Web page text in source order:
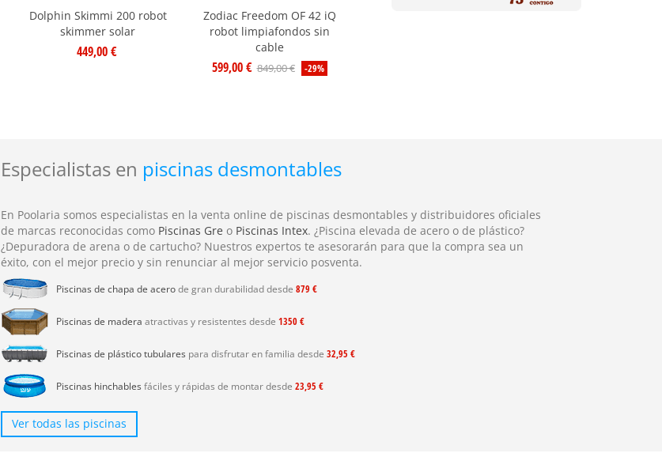
Dolphin Skimmi 200 robot
skimmer solar
449,00 €
Zodiac Freedom OF 42 iQ
robot limpiafondos sin
cable
599,00 € 849,00 € -29%
Especialistas en piscinas desmontables
En Poolaria somos especialistas en la venta online de piscinas desmontables y distribuidores oficiales
de marcas reconocidas como Piscinas Gre o Piscinas Intex. ¿Piscina elevada de acero o de plástico?
¿Depuradora de arena o de cartucho? Nuestros expertos te asesorarán para que la compra sea un
éxito, con el mejor precio y sin renunciar al mejor servicio posventa.
Piscinas de chapa de acerode gran durabilidad desde 879 €
Piscinas de madera atractivas y resistentes desde 1350 €
Piscinas de plástico tubulares para disfrutar en familia desde 32,95 €
Piscinas hinchables fáciles y rápidas de montar desde 23,95 €
Ver todas las piscinas